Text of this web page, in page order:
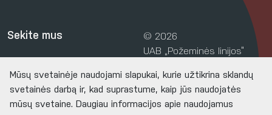
Mūsų svetainėje naudojami slapukai, kurie užtikrina sklandų
svetainės darbą ir, kad suprastume, kaip jūs naudojatės
mūsų svetaine. Daugiau informacijos apie naudojamus
Sekite mus
© 2026
UAB „Požeminės linijos“
Sukūrė